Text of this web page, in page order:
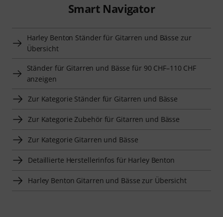
Smart Navigator
Harley Benton Ständer für Gitarren und Bässe zur
Übersicht
Ständer für Gitarren und Bässe für 90 CHF–110 CHF
anzeigen
Zur Kategorie Ständer für Gitarren und Bässe
Zur Kategorie Zubehör für Gitarren und Bässe
Zur Kategorie Gitarren und Bässe
Detaillierte Herstellerinfos für Harley Benton
Harley Benton Gitarren und Bässe zur Übersicht